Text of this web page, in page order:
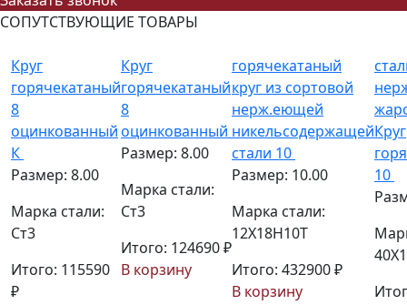
СОПУТСТВУЮЩИЕ ТОВАРЫ
Круг
горячекатаный
8
оцинкованный
К
Размер: 8.00
Марка стали:
Ст3
Итого: 115590
₽
Круг
горячекатаный
8
оцинкованный
Размер: 8.00
Марка стали:
Ст3
Итого: 124690 ₽
В корзину
горячекатаный
круг из сортовой
нерж.еющей
никельсодержащей
стали 10
Размер: 10.00
Марка стали:
12Х18Н10Т
Итого: 432900 ₽
В корзину
Круг
10